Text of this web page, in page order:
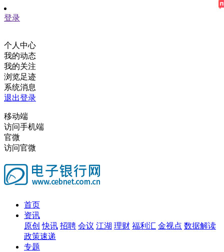
登录
个人中心
我的动态
我的关注
浏览足迹
系统消息
退出登录
移动端
访问手机端
官微
访问官微
首页
资讯
原创 快讯 招聘 会议 江湖 理财 福利汇 金视点 数据解读
政策速递
专题